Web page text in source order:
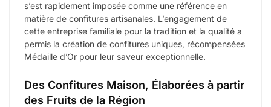
s’est rapidement imposée comme une référence en
matière de confitures artisanales. L’engagement de
cette entreprise familiale pour la tradition et la qualité a
permis la création de confitures uniques, récompensées
Médaille d’Or pour leur saveur exceptionnelle.
Des Confitures Maison, Élaborées à partir
des Fruits de la Région